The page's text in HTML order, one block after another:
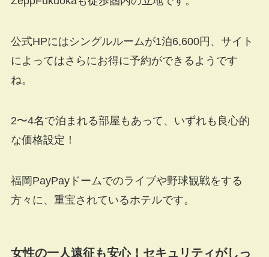
公式HPにはシングルルームが1泊6,600円、サイト
によってはさらにお得に予約ができるようです
ね。
2〜4名で泊まれる部屋もあって、いずれも良心的
な価格設定！
福岡PayPayドームでのライブや野球観戦をする
方々に、重宝されているホテルです。
女性の一人遠征も安心！セキュリティがしっ